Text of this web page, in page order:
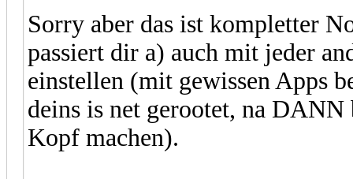
Sorry aber das ist kompletter
passiert dir a) auch mit jeder
einstellen (mit gewissen Apps
deins is net gerootet, na
Kopf machen).